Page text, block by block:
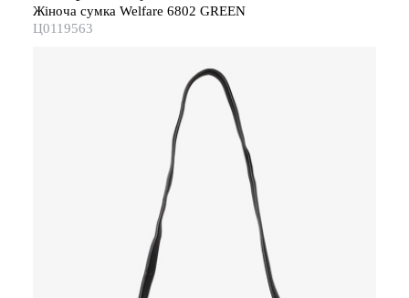
Жіноча сумка Welfare 6802 GREEN
Ц0119563